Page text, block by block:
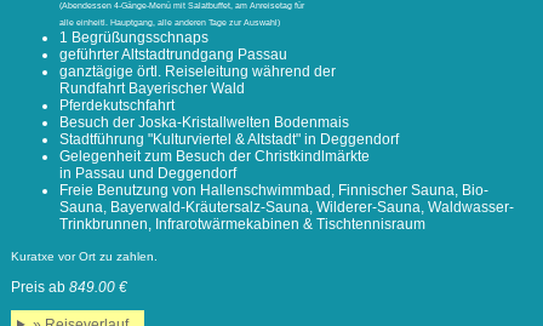
(Abendessen 4-Gänge-Menü mit Salatbuffet, am Anreisetag für
alle einheitl. Hauptgang, alle anderen Tage zur Auswahl)
1 Begrüßungsschnaps
geführter Altstadtrundgang Passau
ganztägige örtl. Reiseleitung während der
Rundfahrt Bayerischer Wald
Pferdekutschfahrt
Besuch der Joska-Kristallwelten Bodenmais
Stadtführung "Kulturviertel & Altstadt" in Deggendorf
Gelegenheit zum Besuch der Christkindlmärkte
in Passau und Deggendorf
Freie Benutzung von Hallenschwimmbad, Finnischer Sauna, Bio-
Sauna, Bayerwald-Kräutersalz-Sauna, Wilderer-Sauna, Waldwasser-
Trinkbrunnen, Infrarotwärmekabinen & Tischtennisraum
Kuratxe vor Ort zu zahlen.
Preis ab 849.00 €